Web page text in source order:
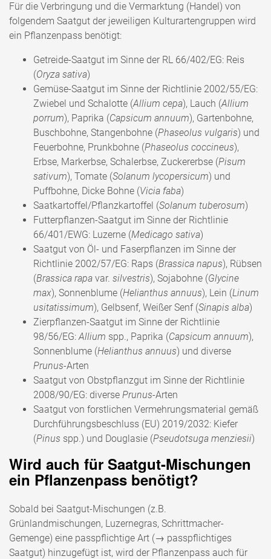
Für die Verbringung und die Vermarktung (Handel) von
folgendem Saatgut der jeweiligen Kulturartengruppen wird
ein Pflanzenpass benötigt:
Getreide-Saatgut im Sinne der RL 66/402/EG: Reis
(Oryza sativa)
Gemüse-Saatgut im Sinne der Richtlinie 2002/55/EG:
Zwiebel und Schalotte (Allium cepa), Lauch (Allium
porrum), Paprika (Capsicum annuum), Gartenbohne,
Buschbohne, Stangenbohne (Phaseolus vulgaris) und
Feuerbohne, Prunkbohne (Phaseolus coccineus),
Erbse, Markerbse, Schalerbse, Zuckererbse (Pisum
sativum), Tomate (Solanum lycopersicum) und
Puffbohne, Dicke Bohne (Vicia faba)
Saatkartoffel/Pflanzkartoffel (Solanum tuberosum)
Futterpflanzen-Saatgut im Sinne der Richtlinie
66/401/EWG: Luzerne (Medicago sativa)
Saatgut von Öl- und Faserpflanzen im Sinne der
Richtlinie 2002/57/EG: Raps (Brassica napus), Rübsen
(Brassica rapa var. silvestris), Sojabohne (Glycine
max), Sonnenblume (Helianthus annuus), Lein (Linum
usitatissimum), Gelbsenf, Weißer Senf (Sinapis alba)
Zierpflanzen-Saatgut im Sinne der Richtlinie
98/56/EG:Allium spp., Paprika (Capsicum annuum),
Sonnenblume (Helianthus annuus) und diverse
Prunus-Arten
Saatgut von Obstpflanzgut im Sinne der Richtlinie
2008/90/EG: diverse Prunus-Arten
Saatgut von forstlichen Vermehrungsmaterial gemäß
Durchführungsbeschluss (EU) 2019/2032: Kiefer
(Pinus spp.) und Douglasie (Pseudotsuga menziesii)
Wird auch für Saatgut-Mischungen
ein Pflanzenpass benötigt?
Sobald bei Saatgut-Mischungen (z.B.
Grünlandmischungen, Luzernegras, Schrittmacher-
Gemenge) eine passpflichtige Art (→ passpflichtiges
Saatgut) hinzugefügt ist, wird der Pflanzenpass auch für